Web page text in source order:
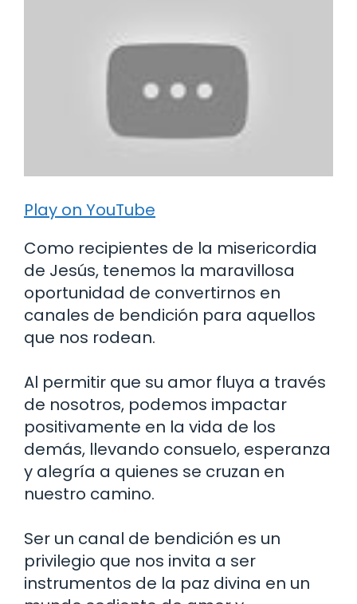
Play on YouTube
Como recipientes de la misericordia
de Jesús, tenemos la maravillosa
oportunidad de convertirnos en
canales de bendición para aquellos
que nos rodean.
Al permitir que su amor fluya a través
de nosotros, podemos impactar
positivamente en la vida de los
demás, llevando consuelo, esperanza
y alegría a quienes se cruzan en
nuestro camino.
Ser un canal de bendición es un
privilegio que nos invita a ser
instrumentos de la paz divina en un